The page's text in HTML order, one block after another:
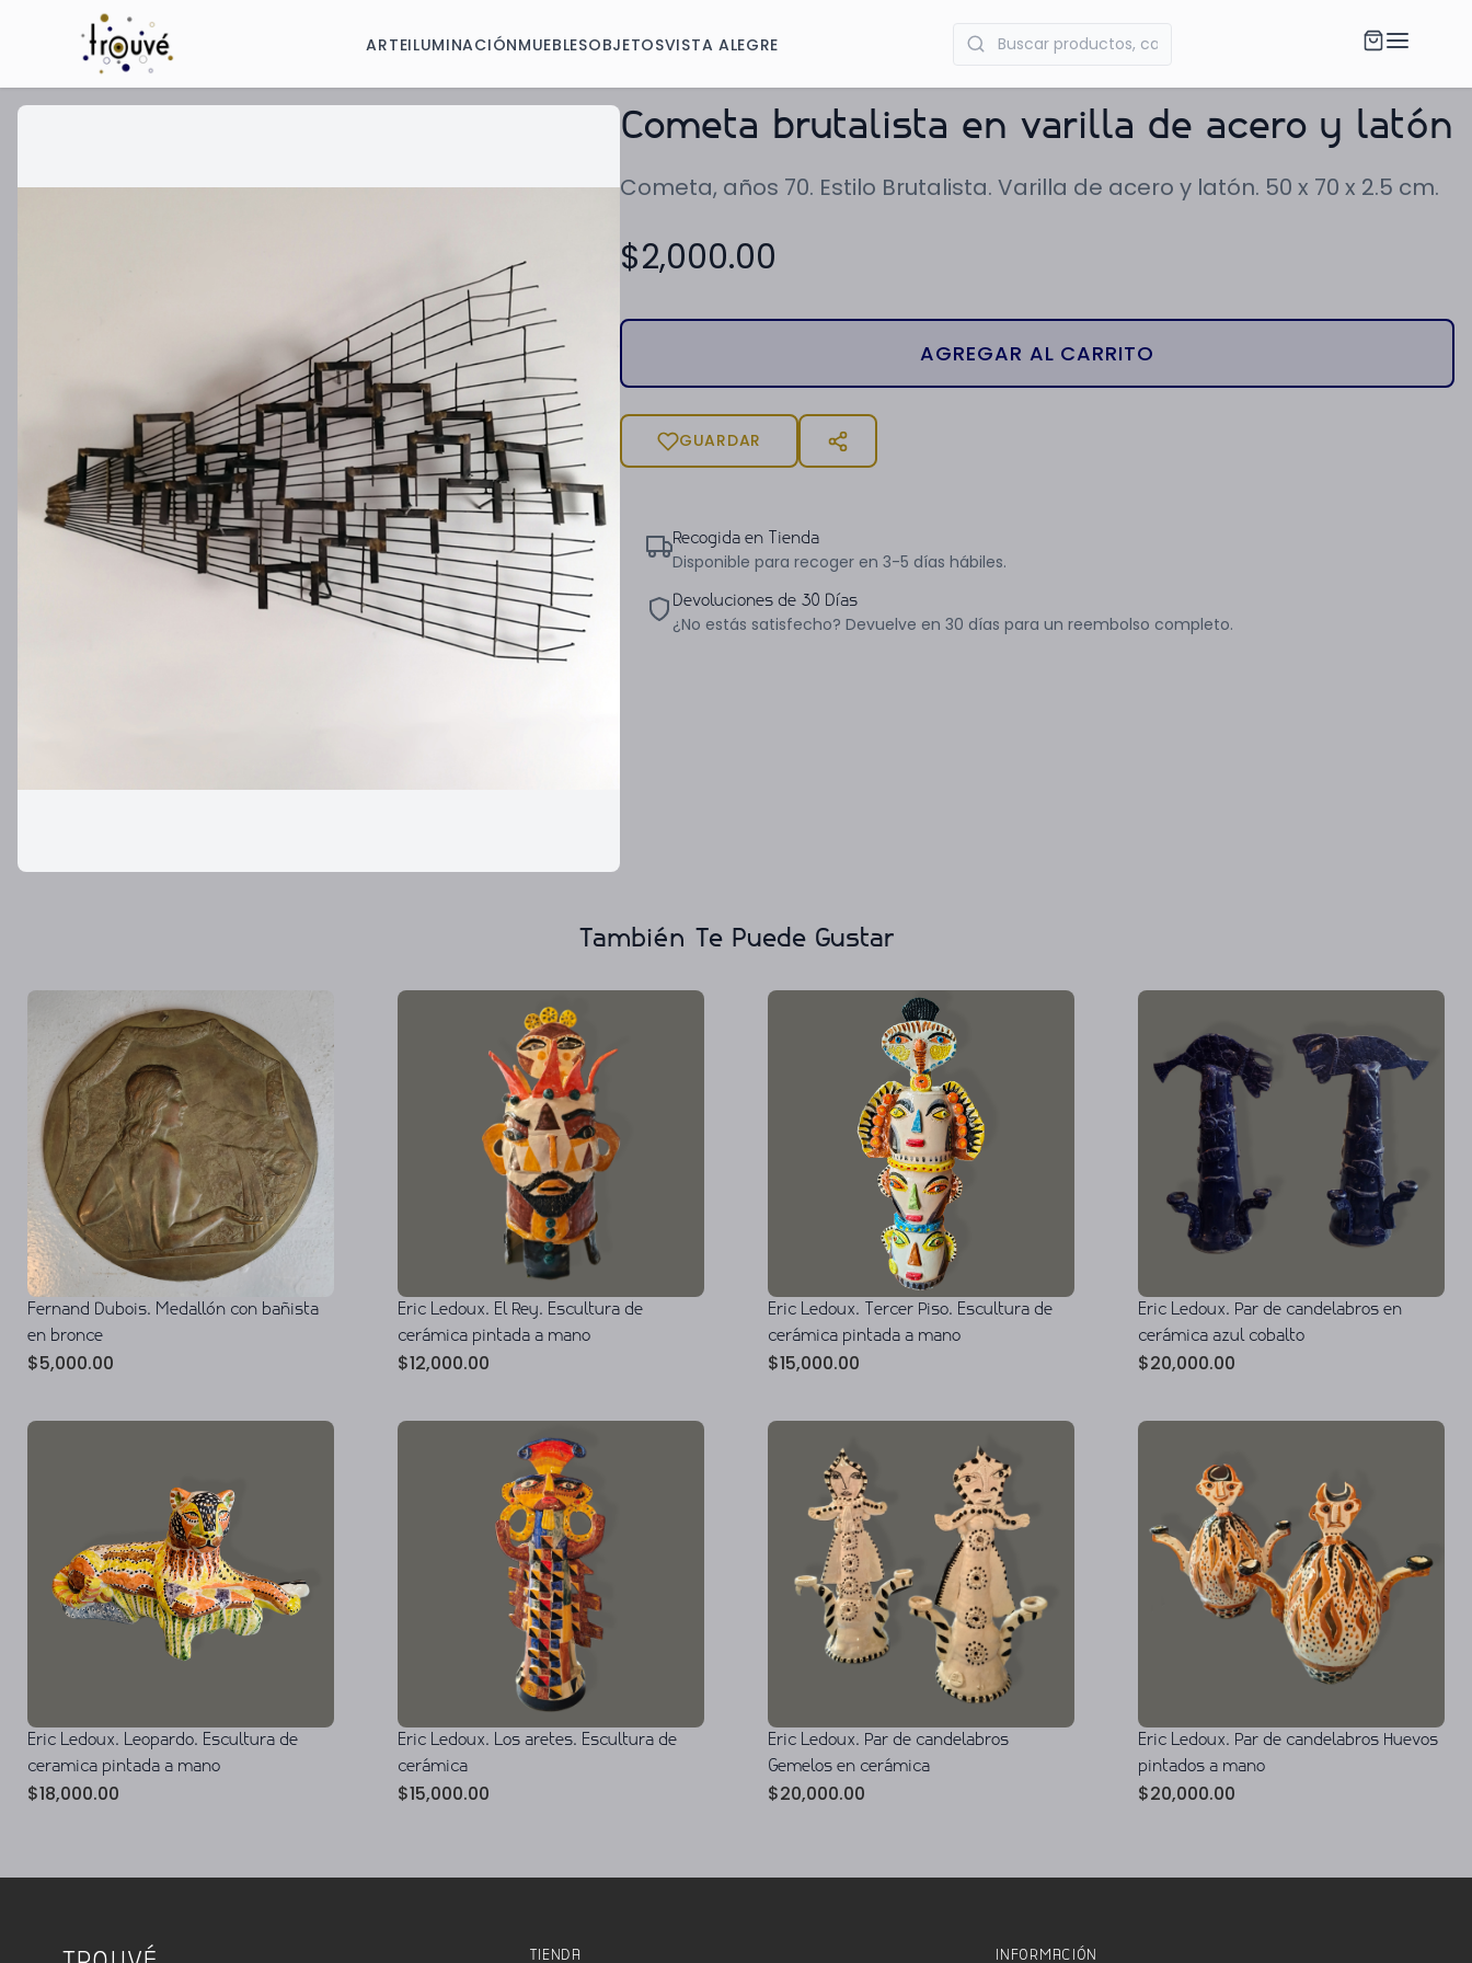
ARTEILUMINACIÓNMUEBLESOBJETOSVISTA ALEGRE
Cometa brutalista en varilla de acero y latón
Cometa, años 70. Estilo Brutalista. Varilla de acero y latón. 50 x 70 x 2.5 cm.
$2,000.00
AGREGAR AL CARRITO
GUARDAR
Recogida en Tienda
Disponible para recoger en 3-5 días hábiles.
Devoluciones de 30 Días
¿No estás satisfecho? Devuelve en 30 días para un reembolso completo.
También Te Puede Gustar
Fernand Dubois. Medallón con bañista
en bronce
$5,000.00
Eric Ledoux. El Rey. Escultura de
cerámica pintada a mano
$12,000.00
Eric Ledoux. Tercer Piso. Escultura de
cerámica pintada a mano
$15,000.00
Eric Ledoux. Par de candelabros en
cerámica azul cobalto
$20,000.00
Eric Ledoux. Leopardo. Escultura de
ceramica pintada a mano
$18,000.00
Eric Ledoux. Los aretes. Escultura de
cerámica
$15,000.00
Eric Ledoux. Par de candelabros
Gemelos en cerámica
$20,000.00
Eric Ledoux. Par de candelabros Huevos
pintados a mano
$20,000.00
TIENDA INFORMACIÓN